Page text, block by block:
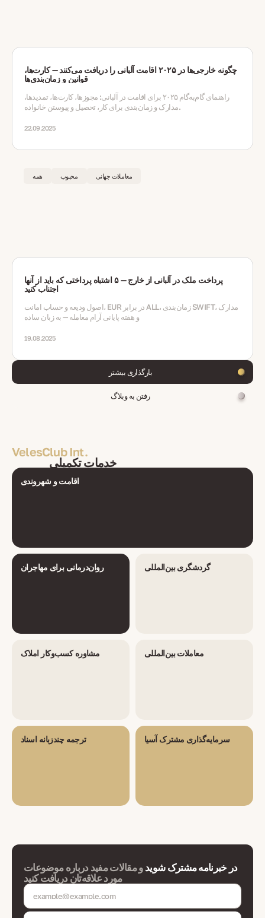
چگونه خارجی‌ها در ۲۰۲۵ اقامت آلبانی را دریافت می‌کنند — کارت‌ها،
قوانین و زمان‌بندی‌ها
راهنمای گام‌به‌گام ۲۰۲۵ برای اقامت در آلبانی: مجوزها، کارت‌ها، تمدیدها،
مدارک و زمان‌بندی برای کار، تحصیل و پیوستن خانواده.
22.09.2025
همه محبوب معاملات جهانی
پرداخت ملک در آلبانی از خارج — ۵ اشتباه پرداختی که باید از آنها
اجتناب کنید
اصول ودیعه و حساب امانت، EUR در برابر ALL، زمان‌بندی SWIFT، مدارک
و هفته پایانی آرام معامله — به زبان ساده
19.08.2025
بارگذاری بیشتر
رفتن به وبلاگ
VelesClub Int.
خدمات تکمیلی
اقامت و شهروندی
روان‌درمانی برای مهاجران گردشگری بین‌المللی
مشاوره کسب‌وکار املاک معاملات بین‌المللی
ترجمه چندزبانه اسناد سرمایه‌گذاری مشترک آسیا
در خبرنامه مشترک شویدو مقالات مفید درباره موضوعات
مورد علاقه‌تان دریافت کنید